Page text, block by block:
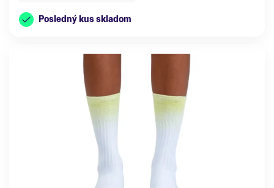
Posledný kus skladom